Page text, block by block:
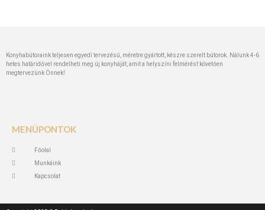
Konyhabútoraink teljesen egyedi tervezésű, méretre gyártott, készre szerelt bútorok. Nálunk 4-6
hetes határidővel rendelheti meg új konyháját, amit a helyszíni felmérést követően
megtervezünk Önnek!
MENÜPONTOK
Főolal
Munkáink
Kapcsolat